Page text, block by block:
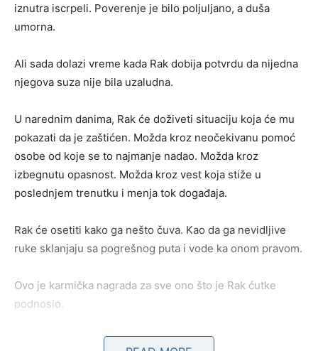
iznutra iscrpeli. Poverenje je bilo poljuljano, a duša
umorna.
Ali sada dolazi vreme kada Rak dobija potvrdu da nijedna
njegova suza nije bila uzaludna.
U narednim danima, Rak će doživeti situaciju koja će mu
pokazati da je zaštićen. Možda kroz neočekivanu pomoć
osobe od koje se to najmanje nadao. Možda kroz
izbegnutu opasnost. Možda kroz vest koja stiže u
poslednjem trenutku i menja tok događaja.
Rak će osetiti kako ga nešto čuva. Kao da ga nevidljive
ruke sklanjaju sa pogrešnog puta i vode ka onom pravom.
Ovo je karmička nagrada za sve ono što je Rak ćutke
podnosio.